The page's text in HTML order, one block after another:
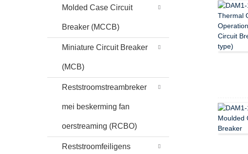
Molded Case Circuit
Breaker (MCCB)
Miniature Circuit Breaker
(MCB)
Reststroomstreambreker
mei beskerming fan
oerstreaming (RCBO)
Reststroomfeiligens